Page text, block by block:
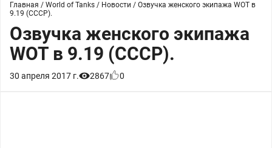
Главная / World of Tanks / Новости / Озвучка женского экипажа WOT в
9.19 (СССР).
Озвучка женского экипажа
WOT в 9.19 (СССР).
30 апреля 2017 г. 2867 0